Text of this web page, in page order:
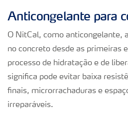
Anticongelante para
O NitCal, como anticongelante,
no concreto desde as primeiras
processo de hidratação e de
significa pode evitar baixa
finais, microrrachaduras e
irreparáveis.